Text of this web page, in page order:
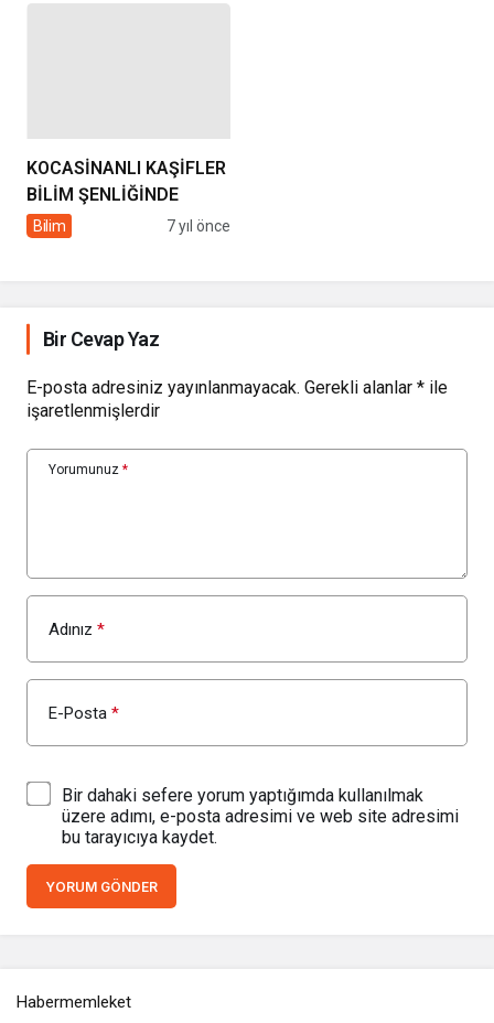
KOCASİNANLI KAŞİFLER
BİLİM ŞENLİĞİNDE
Bilim 7 yıl önce
Bir Cevap Yaz
E-posta adresiniz yayınlanmayacak. Gerekli alanlar * ile
işaretlenmişlerdir
Yorumunuz *
Adınız *
E-Posta *
Bir dahaki sefere yorum yaptığımda kullanılmak
üzere adımı, e-posta adresimi ve web site adresimi
bu tarayıcıya kaydet.
YORUM GÖNDER
Habermemleket